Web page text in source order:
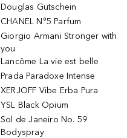
Douglas Gutschein
CHANEL N°5 Parfum
Giorgio Armani Stronger with
you
Lancôme La vie est belle
Prada Paradoxe Intense
XERJOFF Vibe Erba Pura
YSL Black Opium
Sol de Janeiro No. 59
Bodyspray